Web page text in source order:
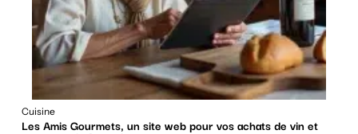
Cuisine
Les Amis Gourmets, un site web pour vos achats de vin et